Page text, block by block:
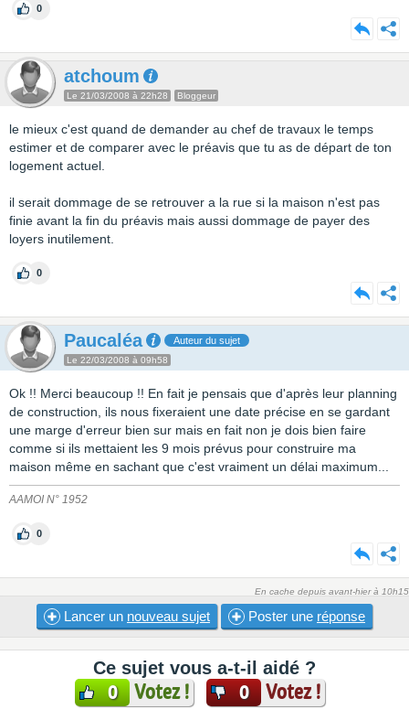
0
atchoum
Le 21/03/2008 à 22h28 Bloggeur
le mieux c'est quand de demander au chef de travaux le temps
estimer et de comparer avec le préavis que tu as de départ de ton
logement actuel.
il serait dommage de se retrouver a la rue si la maison n'est pas
finie avant la fin du préavis mais aussi dommage de payer des
loyers inutilement.
0
Paucaléa Auteur du sujet
Le 22/03/2008 à 09h58
Ok !! Merci beaucoup !! En fait je pensais que d'après leur planning
de construction, ils nous fixeraient une date précise en se gardant
une marge d'erreur bien sur mais en fait non je dois bien faire
comme si ils mettaient les 9 mois prévus pour construire ma
maison même en sachant que c'est vraiment un délai maximum...
AAMOI N° 1952
0
En cache depuis avant-hier à 10h15
Lancer un nouveau sujet Poster une réponse
Ce sujet vous a-t-il aidé ?
0 Votez ! 0 Votez !